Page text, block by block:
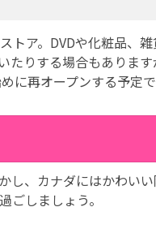
ア。DVDや化粧品、
たりする場合もありま
に再オープンする予定で
、カナダにはかわいい
ごしましょう。